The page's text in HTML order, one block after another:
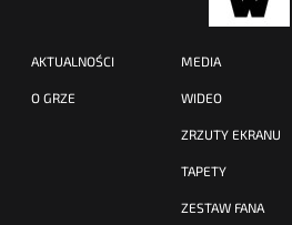
AKTUALNOŚCI
O GRZE
MEDIA
WIDEO
ZRZUTY EKRANU
TAPETY
ZESTAW FANA